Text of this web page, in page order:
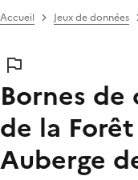
Accueil Jeux de données
Bornes de
de la Forêt
Auberge